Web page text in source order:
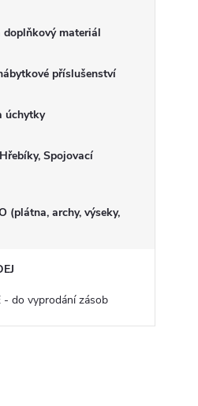
doplňkový materiál
příslušenství
úchytky
Spojovací
(plátna, archy, výseky,
- do vyprodání zásob
Laťovka surová TOPOL 16 x